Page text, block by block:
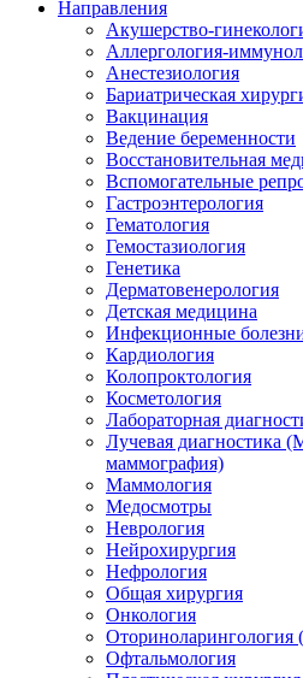
Направления
Акушерство-
Аллергология-
Анестезиология
Бариатрическая
Вакцинация
Ведение беременности
Восстановительная
Вспомогательные
Гастроэнтерология
Гематология
Гемостазиология
Генетика
Дерматовенерология
Детская медицина
Инфекционные
Кардиология
Колопроктология
Косметология
Лабораторная
Лучевая диагностика
маммография)
Маммология
Медосмотры
Неврология
Нейрохирургия
Нефрология
Общая хирургия
Онкология
Офтальмология